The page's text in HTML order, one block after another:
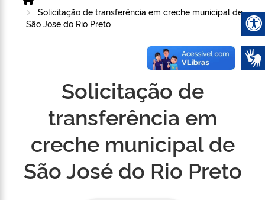
Solicitação de transferência em creche municipal de
São José do Rio Preto
Solicitação de
transferência em
creche municipal de
São José do Rio Preto